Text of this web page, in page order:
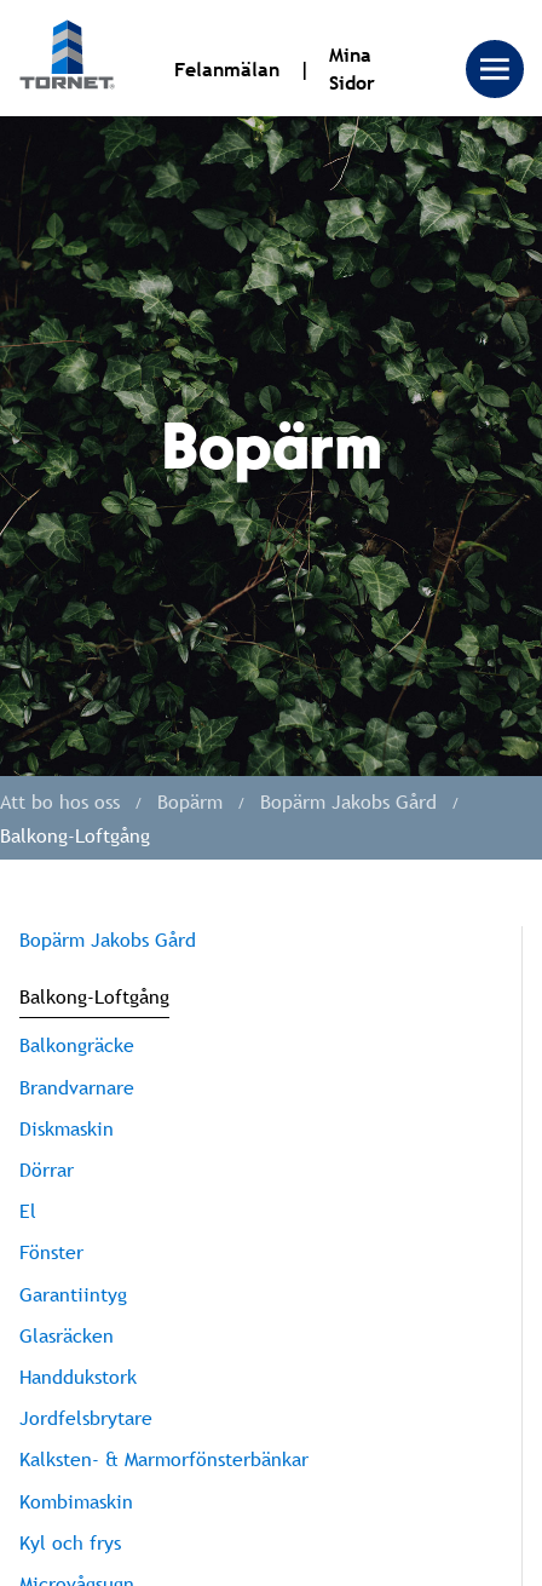
Tornet
Bostadsproduktion
AB
|
Tornet
Felanmälan
Mina
Sidor
Bopärm
Att bo hos oss Bopärm
Bopärm Jakobs Gård
Balkong-Loftgång
Bopärm Jakobs Gård
Balkong-Loftgång
Balkongräcke
Brandvarnare
Diskmaskin
Dörrar
El
Fönster
Garantiintyg
Glasräcken
Handdukstork
Jordfelsbrytare
Kalksten- & Marmorfönsterbänkar
Kombimaskin
Kyl och frys